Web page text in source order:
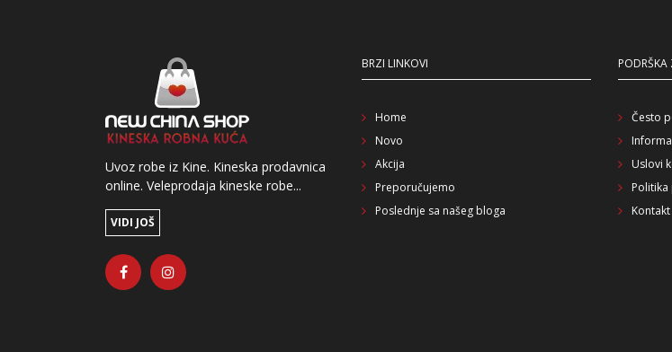
Uvoz robe iz Kine. Kineska prodavnica
online. Veleprodaja kineske robe...
VIDI JOŠ
BRZI LINKOVI
Home
Novo
Akcija
Preporučujemo
Poslednje sa našeg bloga
PODRŠKA
Često
Uslovi
Kontakt